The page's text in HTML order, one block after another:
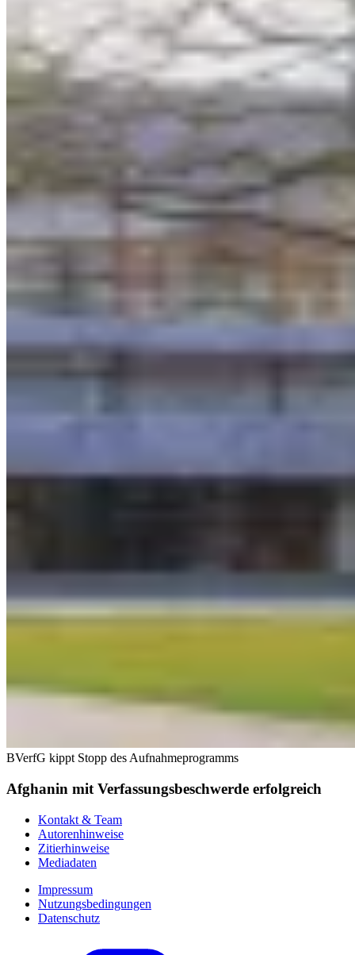
BVerfG kippt Stopp des Aufnahmeprogramms
Afghanin mit Verfassungsbeschwerde erfolgreich
Kontakt & Team
Autorenhinweise
Zitierhinweise
Mediadaten
Impressum
Nutzungsbedingungen
Datenschutz